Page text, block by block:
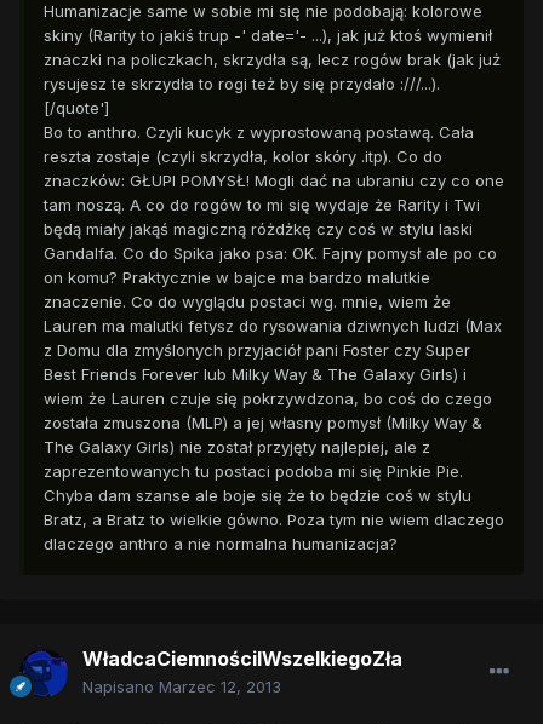
Humanizacje same w sobie mi się nie podobają: kolorowe
skiny (Rarity to jakiś trup -' date='- ...), jak już ktoś wymienił
znaczki na policzkach, skrzydła są, lecz rogów brak (jak już
rysujesz te skrzydła to rogi też by się przydało :///...).
[/quote']
Bo to anthro. Czyli kucyk z wyprostowaną postawą. Cała
reszta zostaje (czyli skrzydła, kolor skóry .itp). Co do
znaczków: GŁUPI POMYSŁ! Mogli dać na ubraniu czy co one
tam noszą. A co do rogów to mi się wydaje że Rarity i Twi
będą miały jakąś magiczną różdżkę czy coś w stylu laski
Gandalfa. Co do Spika jako psa: OK. Fajny pomysł ale po co
on komu? Praktycznie w bajce ma bardzo malutkie
znaczenie. Co do wyglądu postaci wg. mnie, wiem że
Lauren ma malutki fetysz do rysowania dziwnych ludzi (Max
z Domu dla zmyślonych przyjaciół pani Foster czy Super
Best Friends Forever lub Milky Way & The Galaxy Girls) i
wiem że Lauren czuje się pokrzywdzona, bo coś do czego
została zmuszona (MLP) a jej własny pomysł (Milky Way &
The Galaxy Girls) nie został przyjęty najlepiej, ale z
zaprezentowanych tu postaci podoba mi się Pinkie Pie.
Chyba dam szanse ale boje się że to będzie coś w stylu
Bratz, a Bratz to wielkie gówno. Poza tym nie wiem dlaczego
dlaczego anthro a nie normalna humanizacja?
WładcaCiemnościIWszelkiegoZła
Napisano Marzec 12, 2013